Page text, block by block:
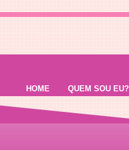
HOME QUEM SOU EU?